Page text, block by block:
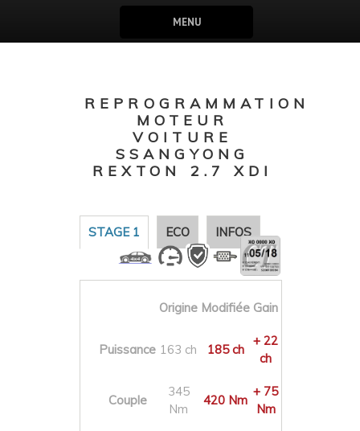
MENU
REPROGRAMMATION
MOTEUR
VOITURE
SSANGYONG
REXTON 2.7 XDI
STAGE 1 ECO INFOS
Origine Modifiée Gain
Puissance 163 ch 185 ch
+ 22
ch
Couple
345
Nm
420 Nm
+ 75
Nm